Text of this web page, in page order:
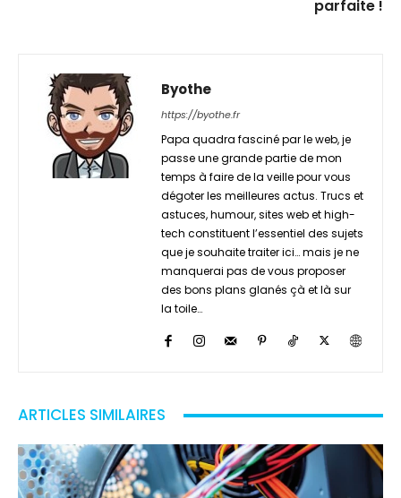
parfaite !
Byothe
https://byothe.fr
Papa quadra fasciné par le web, je
passe une grande partie de mon
temps à faire de la veille pour vous
dégoter les meilleures actus. Trucs et
astuces, humour, sites web et high-
tech constituent l’essentiel des sujets
que je souhaite traiter ici… mais je ne
manquerai pas de vous proposer
des bons plans glanés çà et là sur
la toile…
ARTICLES SIMILAIRES